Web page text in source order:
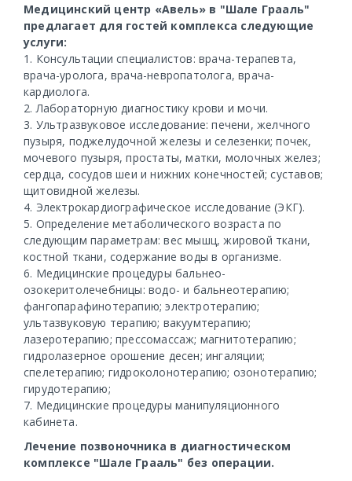
Медицинский центр «Авель» в "Шале Грааль"
предлагает для гостей комплекса следующие
услуги:
1. Консультации специалистов: врача-терапевта,
врача-уролога, врача-невропатолога, врача-
кардиолога.
2. Лабораторную диагностику крови и мочи.
3. Ультразвуковое исследование: печени, желчного
пузыря, поджелудочной железы и селезенки; почек,
мочевого пузыря, простаты, матки, молочных желез;
сердца, сосудов шеи и нижних конечностей; суставов;
щитовидной железы.
4. Электрокардиографическое исследование (ЭКГ).
5. Определение метаболического возраста по
следующим параметрам: вес мышц, жировой ткани,
костной ткани, содержание воды в организме.
6. Медицинские процедуры бальнео-
озокеритолечебницы: водо- и бальнеотерапию;
фангопарафинотерапию; электротерапию;
ультазвуковую терапию; вакуумтерапию;
лазеротерапию; прессомассаж; магнитотерапию;
гидролазерное орошение десен; ингаляции;
спелетерапию; гидроколонотерапию; озонотерапию;
гирудотерапию;
7. Медицинские процедуры манипуляционного
кабинета.
Лечение позвоночника в диагностическом
комплексе "Шале Грааль" без операции.